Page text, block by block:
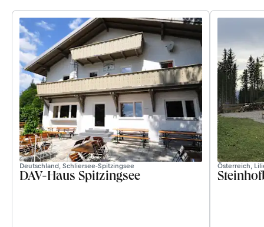
Deutschland, Schliersee-Spitzingsee
DAV-Haus Spitzingsee
Österreich,